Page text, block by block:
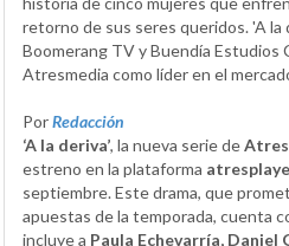
retorno de sus seres queridos. 'A la
Boomerang TV y Buendía Estudios
Atresmedia como líder en el
PorRedacción
‘A la deriva’, la nueva serie de
estreno en la plataforma
septiembre. Este drama, que
apuestas de la temporada, cuenta
incluye a Paula Echevarría, Daniel